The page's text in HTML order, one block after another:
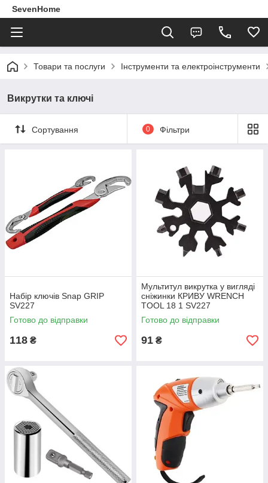
SevenHome
Товари та послуги Інструменти та електроінструменти
Викрутки та ключі
Сортування 0 Фільтри
Набір ключів Snap GRIP
SV227
Готово до відправки
118 ₴
Мультитул викрутка у вигляді
сніжинки КРИВУ WRENCH
TOOL 18 1 SV227
Готово до відправки
91 ₴